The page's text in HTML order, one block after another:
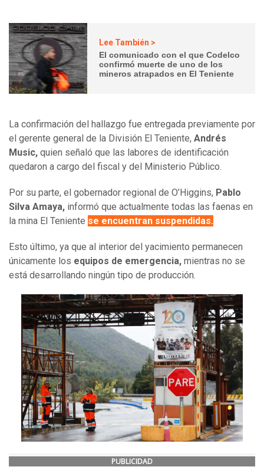
Lee También >
El comunicado con el que Codelco
confirmó muerte de uno de los
mineros atrapados en El Teniente
La confirmación del hallazgo fue entregada previamente por
el gerente general de la División El Teniente, Andrés
Music, quien señaló que las labores de identificación
quedaron a cargo del fiscal y del Ministerio Público.
Por su parte, el gobernador regional de O’Higgins, Pablo
Silva Amaya, informó que actualmente todas las faenas en
la mina El Teniente se encuentran suspendidas.
Esto último, ya que al interior del yacimiento permanecen
únicamente los equipos de emergencia, mientras no se
está desarrollando ningún tipo de producción.
PUBLICIDAD